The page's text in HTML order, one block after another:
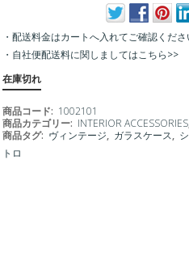
・配送料金はカートへ入れてご確認くださ
・ 自社便配送料に関しましてはこちら>>
在庫切れ
商品コード: 1002101
商品カテゴリー: INTERIOR ACCESSORIES
商品タグ: ヴィンテージ, ガラスケース,
トロ